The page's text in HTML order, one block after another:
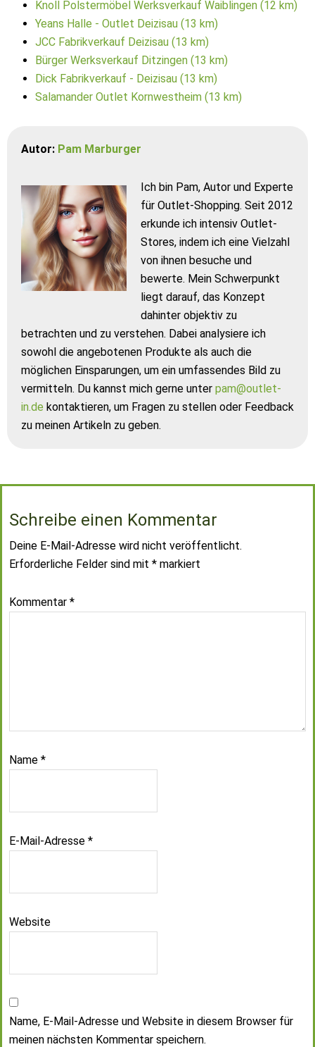
Knoll Polstermöbel Werksverkauf Waiblingen (12 km)
Yeans Halle - Outlet Deizisau (13 km)
JCC Fabrikverkauf Deizisau (13 km)
Bürger Werksverkauf Ditzingen (13 km)
Dick Fabrikverkauf - Deizisau (13 km)
Salamander Outlet Kornwestheim (13 km)
Autor: Pam Marburger
Ich bin Pam, Autor und Experte
für Outlet-Shopping. Seit 2012
erkunde ich intensiv Outlet-
Stores, indem ich eine Vielzahl
von ihnen besuche und
bewerte. Mein Schwerpunkt
liegt darauf, das Konzept
dahinter objektiv zu
betrachten und zu verstehen. Dabei analysiere ich
sowohl die angebotenen Produkte als auch die
möglichen Einsparungen, um ein umfassendes Bild zu
vermitteln. Du kannst mich gerne unter pam@outlet-
in.de kontaktieren, um Fragen zu stellen oder Feedback
zu meinen Artikeln zu geben.
Schreibe einen Kommentar
Deine E-Mail-Adresse wird nicht veröffentlicht.
Erforderliche Felder sind mit * markiert
Kommentar *
Name *
E-Mail-Adresse *
Website
Name, E-Mail-Adresse und Website in diesem Browser für
meinen nächsten Kommentar speichern.